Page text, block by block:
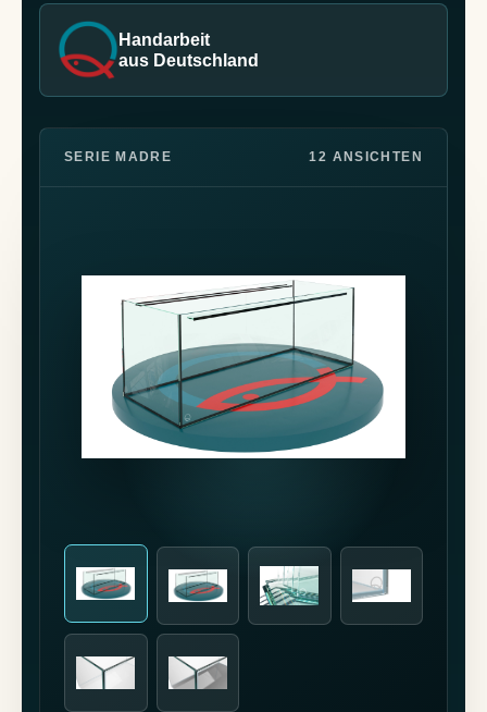
Handarbeit
aus Deutschland
SERIE MADRE 12 ANSICHTEN